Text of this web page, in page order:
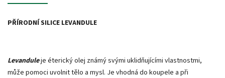
PŘÍRODNÍ SILICE LEVANDULE
Levanduleje éterický olej známý svými uklidňujícími vlastnostmi,
může pomoci uvolnit tělo a mysl. Je vhodná do koupele a při